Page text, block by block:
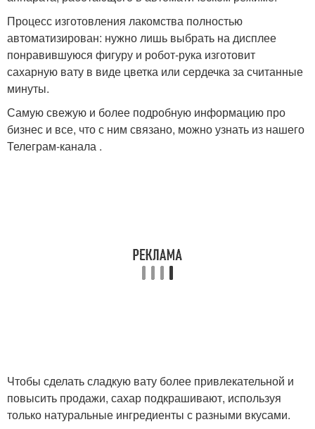
Процесс изготовления лакомства полностью
автоматизирован: нужно лишь выбрать на дисплее
понравившуюся фигуру и робот-рука изготовит
сахарную вату в виде цветка или сердечка за считанные
минуты.
Самую свежую и более подробную информацию про
бизнес и все, что с ним связано, можно узнать из нашего
Телеграм-канала .
Чтобы сделать сладкую вату более привлекательной и
повысить продажи, сахар подкрашивают, используя
только натуральные ингредиенты с разными вкусами.